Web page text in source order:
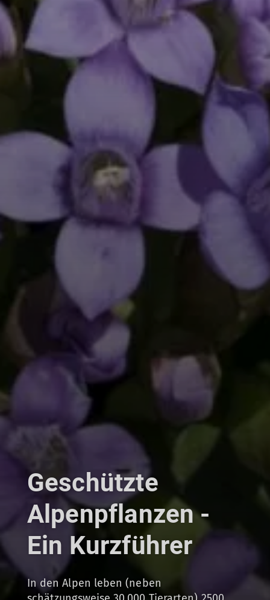
Geschützte
Alpenpflanzen -
Ein Kurzführer
In den Alpen leben (neben